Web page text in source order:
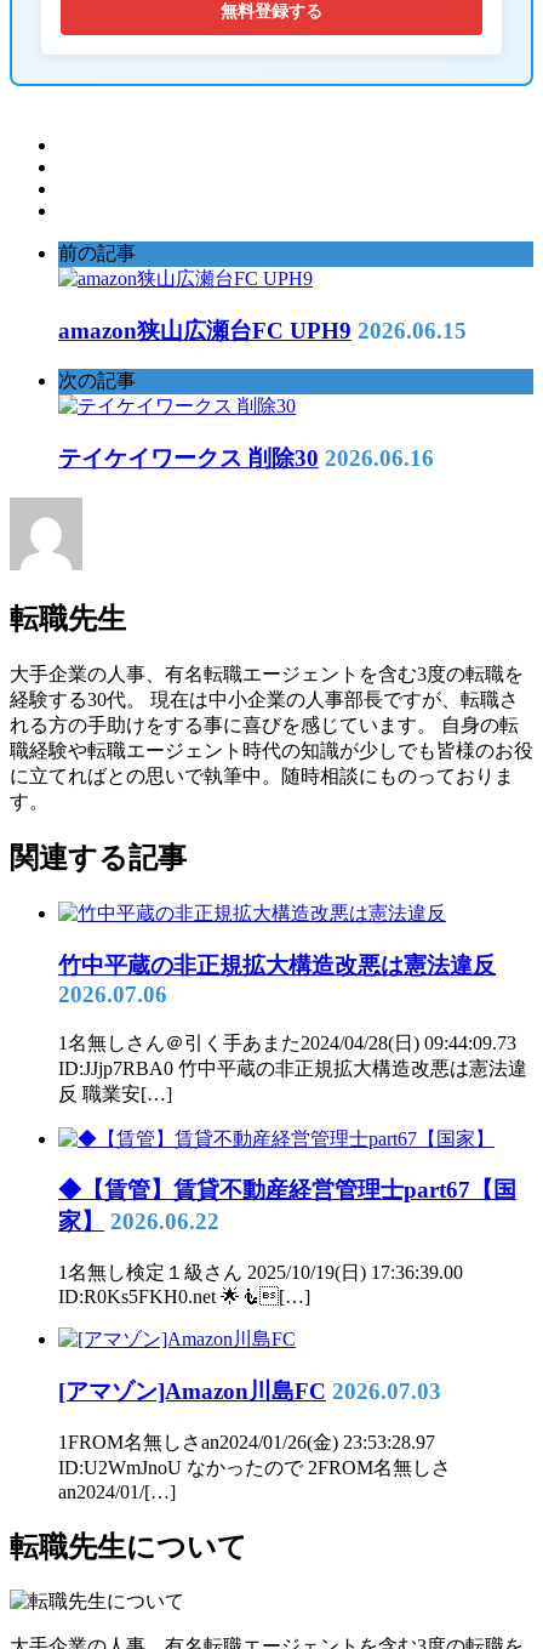
無料登録する
前の記事
amazon狭山広瀬台FC UPH9 2026.06.15
次の記事
テイケイワークス 削除30 2026.06.16
転職先生
大手企業の人事、有名転職エージェントを含む3度の転職を
経験する30代。 現在は中小企業の人事部長ですが、転職さ
れる方の手助けをする事に喜びを感じています。 自身の転
職経験や転職エージェント時代の知識が少しでも皆様のお役
に立てればとの思いで執筆中。随時相談にものっておりま
す。
関連する記事
竹中平蔵の非正規拡大構造改悪は憲法違反
2026.07.06
1名無しさん＠引く手あまた2024/04/28(日) 09:44:09.73
ID:JJjp7RBA0 竹中平蔵の非正規拡大構造改悪は憲法違
反 職業安[…]
◆【賃管】賃貸不動産経営管理士part67【国
家】
2026.06.22
1名無し検定１級さん 2025/10/19(日) 17:36:39.00
ID:R0Ks5FKH0.net 🌟🧜[…]
[アマゾン]Amazon川島FC 2026.07.03
1FROM名無しさan2024/01/26(金) 23:53:28.97
ID:U2WmJnoU なかったので 2FROM名無しさ
an2024/01/[…]
転職先生について